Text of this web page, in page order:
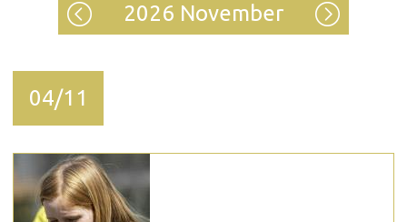
2026 November
04/11